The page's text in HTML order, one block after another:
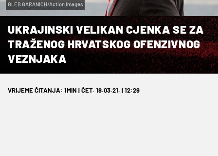
GLEB GARANICH/Action Images
UKRAJINSKI VELIKAN CJENKA SE ZA
TRAŽENOG HRVATSKOG OFENZIVNOG
VEZNJAKA
VRIJEME ČITANJA: 1MIN | ČET. 18.03.21. | 12:29